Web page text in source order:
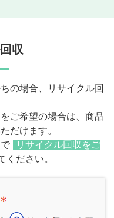
収
の場合、リサイクル回
ご希望の場合は、商品
だけます。
リサイクル回収をご
ください。